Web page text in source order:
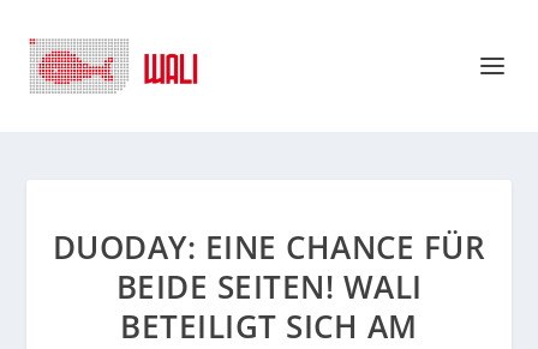
DUODAY: EINE CHANCE FÜR
BEIDE SEITEN! WALI
BETEILIGT SICH AM